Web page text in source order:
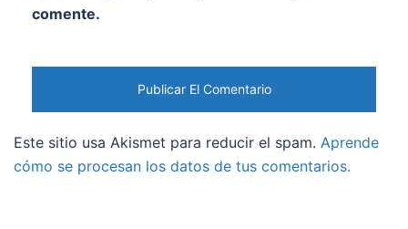
comente.
Este sitio usa Akismet para reducir el spam. Aprende
cómo se procesan los datos de tus comentarios.